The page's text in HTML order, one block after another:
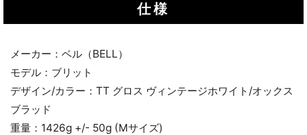
仕様
メーカー：ベル（BELL）
モデル：ブリット
デザイン/カラー：TT グロス ヴィンテージホワイト/オックス
ブラッド
重量：1426g +/- 50g (Mサイズ)